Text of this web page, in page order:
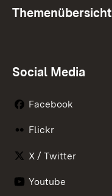
Themenübersicht
Social Media
Facebook
Flickr
X / Twitter
Youtube